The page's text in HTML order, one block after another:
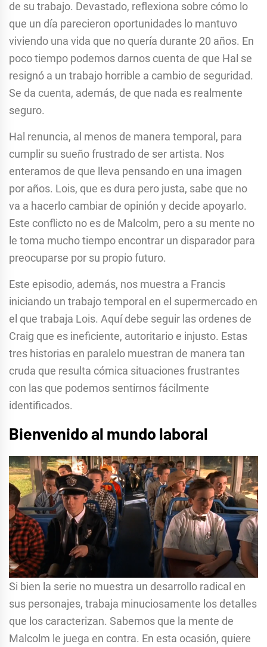
de su trabajo. Devastado, reflexiona sobre cómo lo
que un día parecieron oportunidades lo mantuvo
viviendo una vida que no quería durante 20 años. En
poco tiempo podemos darnos cuenta de que Hal se
resignó a un trabajo horrible a cambio de seguridad.
Se da cuenta, además, de que nada es realmente
seguro.
Hal renuncia, al menos de manera temporal, para
cumplir su sueño frustrado de ser artista. Nos
enteramos de que lleva pensando en una imagen
por años. Lois, que es dura pero justa, sabe que no
va a hacerlo cambiar de opinión y decide apoyarlo.
Este conflicto no es de Malcolm, pero a su mente no
le toma mucho tiempo encontrar un disparador para
preocuparse por su propio futuro.
Este episodio, además, nos muestra a Francis
iniciando un trabajo temporal en el supermercado en
el que trabaja Lois. Aquí debe seguir las ordenes de
Craig que es ineficiente, autoritario e injusto. Estas
tres historias en paralelo muestran de manera tan
cruda que resulta cómica situaciones frustrantes
con las que podemos sentirnos fácilmente
identificados.
Bienvenido al mundo laboral
Si bien la serie no muestra un desarrollo radical en
sus personajes, trabaja minuciosamente los detalles
que los caracterizan. Sabemos que la mente de
Malcolm le juega en contra. En esta ocasión, quiere